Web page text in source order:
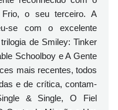
o seu terceiro. A
se com o excelente
de Smiley: Tinker
Schoolboy e A Gente
mais recentes, todos
e de crítica, contam-
& Single, O Fiel